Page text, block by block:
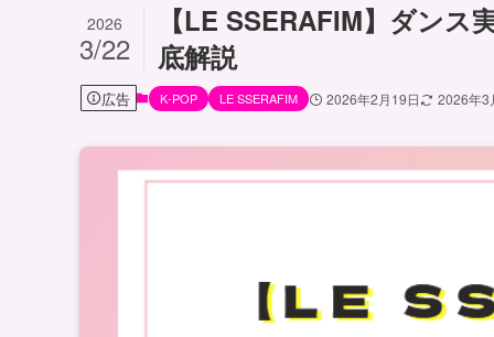
【LE SSERAFIM】ダン
底解説
2026
3/22
広告 K-POP LE SSERAFIM 2026年2月19日 2026年3